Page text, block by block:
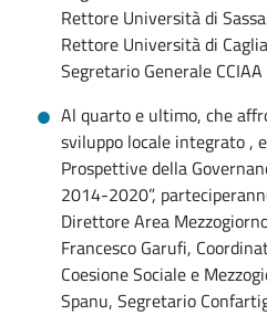
Rettore Università di
Rettore Università di
Segretario Generale
Al quarto e ultimo, che
sviluppo locale integrato ,
Prospettive della
2014-2020”,
Direttore Area
Francesco Garufi,
Coesione Sociale e
Spanu, Segretario